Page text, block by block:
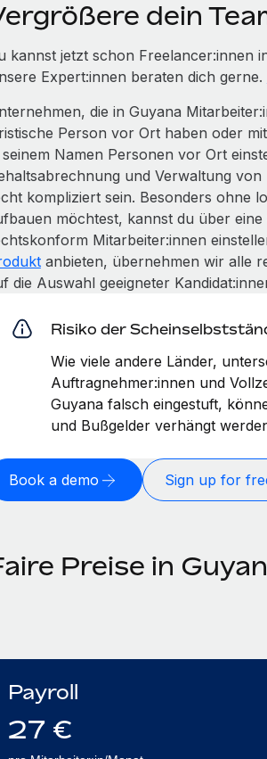
dein
kannst jetzt schon Freelancer:innen
Expert:innen beraten dich gerne.
die in Guyana
Person vor Ort haben oder
Namen Personen vor Ort
und Verwaltung
kompliziert sein. Besonders ohne
möchtest, kannst du über
Mitarbeiter:innen
anbieten, übernehmen wir alle
die Auswahl geeigneter
Risiko der
Wie viele andere Länder,
Auftragnehmer:innen und
Guyana falsch eingestuft,
und Bußgelder verhängt
Book a demo Sign up for
Preise in
Payroll
27 €